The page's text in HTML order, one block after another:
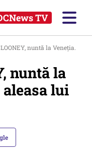
TV
nuntă la Veneția.
nuntă la
aleasa lui